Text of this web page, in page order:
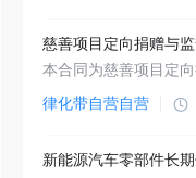
律化带自营自营